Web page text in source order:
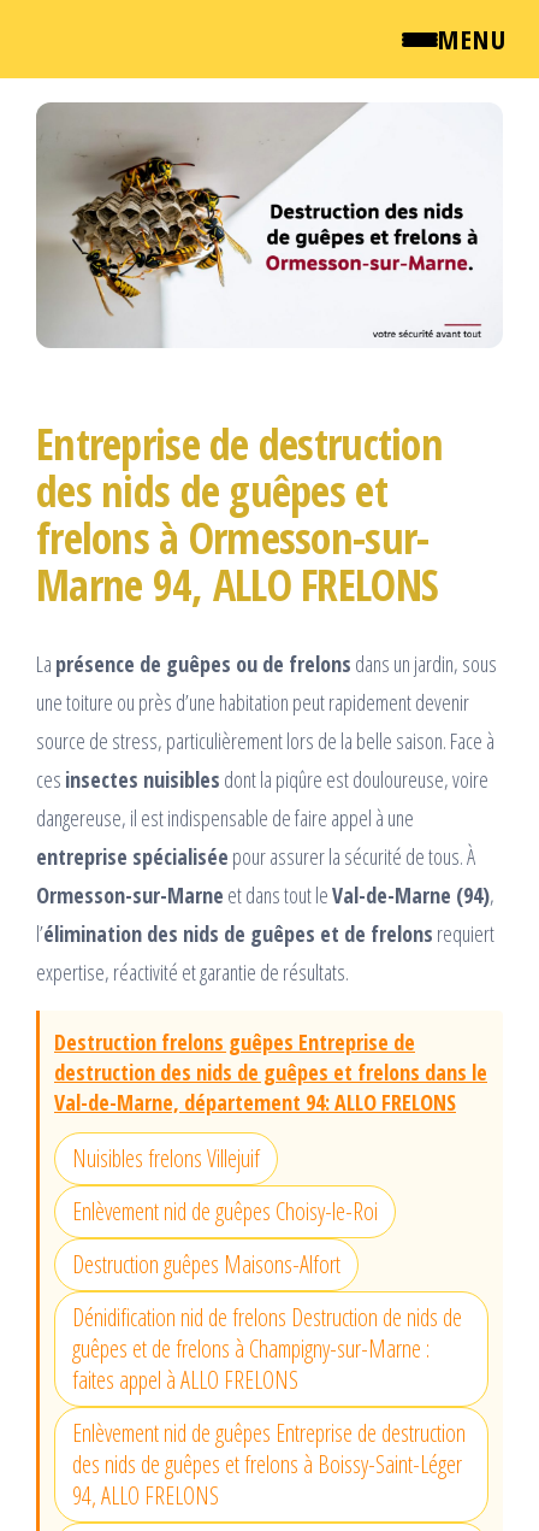
MENU
QUI SOMMES NOUS ?
NEWSROOM
TARIFS
ENGLISH
Passer
Entreprise de destruction
des nids de guêpes et
frelons à Ormesson-sur-
Marne 94, ALLO FRELONS
La présence de guêpes ou de frelons dans un jardin, sous
une toiture ou près d’une habitation peut rapidement devenir
source de stress, particulièrement lors de la belle saison. Face à
ces insectes nuisibles dont la piqûre est douloureuse, voire
dangereuse, il est indispensable de faire appel à une
entreprise spécialisée pour assurer la sécurité de tous. À
Ormesson-sur-Marne et dans tout leVal-de-Marne (94),
l’élimination des nids de guêpes et de frelons requiert
expertise, réactivité et garantie de résultats.
Destruction frelons guêpes Entreprise de
destruction des nids de guêpes et frelons dans le
Val-de-Marne, département 94: ALLO FRELONS
Nuisibles frelons Villejuif
Enlèvement nid de guêpes Choisy-le-Roi
Destruction guêpes Maisons-Alfort
Dénidification nid de frelons Destruction de nids de
guêpes et de frelons à Champigny-sur-Marne :
faites appel à ALLO FRELONS
Enlèvement nid de guêpes Entreprise de destruction
des nids de guêpes et frelons à Boissy-Saint-Léger
94, ALLO FRELONS